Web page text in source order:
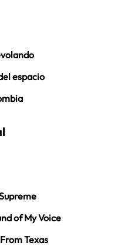
espacio
of My Voice
Texas